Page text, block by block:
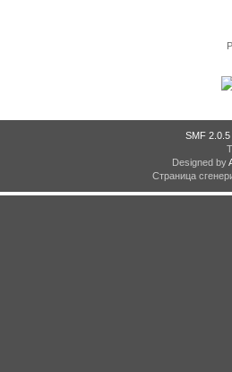
SMF 2.0.5
Designed by
Страница